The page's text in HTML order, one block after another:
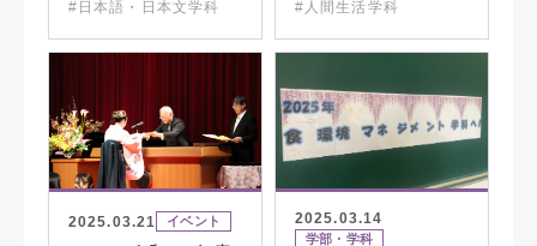
#日本語・日本文学科 #人間生活学科
2025.03.21 イベント 2025.03.14
学部・学科